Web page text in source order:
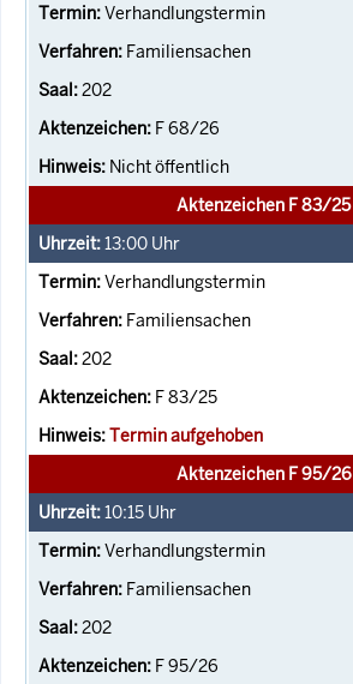
Verhandlungstermin
Familiensachen
202
F 68/26
Nicht öffentlich
Aktenzeichen F 83/25
13:00 Uhr
Verhandlungstermin
Familiensachen
202
F 83/25
Termin aufgehoben
Aktenzeichen F 95/26
10:15 Uhr
Verhandlungstermin
Familiensachen
202
F 95/26